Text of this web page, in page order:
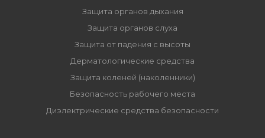
Защита органов дыхания
Защита органов слуха
Защита от падения с высоты
Дерматологические средства
Защита коленей (наколенники)
Безопасность рабочего места
Диэлектрические средства безопасности